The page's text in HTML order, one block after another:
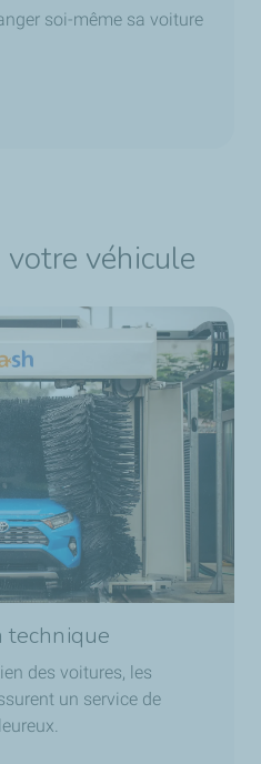
soi-même sa voiture
véhicule
technique
des voitures, les
un service de